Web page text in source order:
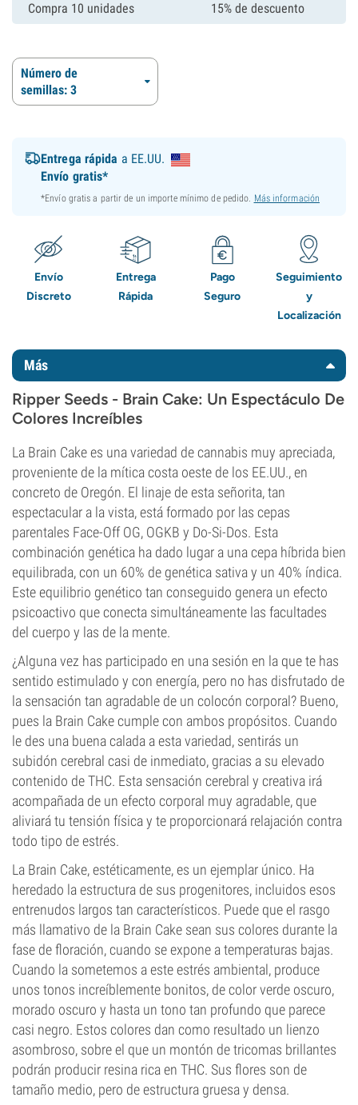
Compra 10 unidades 15% de descuento
Número de
semillas: 3
Entrega rápida a EE.UU.
Envío gratis*
*Envío gratis a partir de un importe mínimo de pedido. Más información
Envío
Discreto
Entrega
Rápida
Pago
Seguro
Seguimiento
y
Localización
Más
Ripper Seeds - Brain Cake: Un Espectáculo De
Colores Increíbles
La Brain Cake es una variedad de cannabis muy apreciada,
proveniente de la mítica costa oeste de los EE.UU., en
concreto de Oregón. El linaje de esta señorita, tan
espectacular a la vista, está formado por las cepas
parentales Face-Off OG, OGKB y Do-Si-Dos. Esta
combinación genética ha dado lugar a una cepa híbrida bien
equilibrada, con un 60% de genética sativa y un 40% índica.
Este equilibrio genético tan conseguido genera un efecto
psicoactivo que conecta simultáneamente las facultades
del cuerpo y las de la mente.
¿Alguna vez has participado en una sesión en la que te has
sentido estimulado y con energía, pero no has disfrutado de
la sensación tan agradable de un colocón corporal? Bueno,
pues la Brain Cake cumple con ambos propósitos. Cuando
le des una buena calada a esta variedad, sentirás un
subidón cerebral casi de inmediato, gracias a su elevado
contenido de THC. Esta sensación cerebral y creativa irá
acompañada de un efecto corporal muy agradable, que
aliviará tu tensión física y te proporcionará relajación contra
todo tipo de estrés.
La Brain Cake, estéticamente, es un ejemplar único. Ha
heredado la estructura de sus progenitores, incluidos esos
entrenudos largos tan característicos. Puede que el rasgo
más llamativo de la Brain Cake sean sus colores durante la
fase de floración, cuando se expone a temperaturas bajas.
Cuando la sometemos a este estrés ambiental, produce
unos tonos increíblemente bonitos, de color verde oscuro,
morado oscuro y hasta un tono tan profundo que parece
casi negro. Estos colores dan como resultado un lienzo
asombroso, sobre el que un montón de tricomas brillantes
podrán producir resina rica en THC. Sus flores son de
tamaño medio, pero de estructura gruesa y densa.